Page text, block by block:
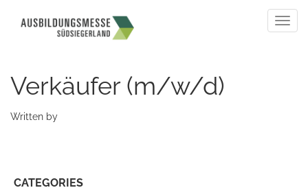
Verkäufer (m/w/d)
Written by
CATEGORIES